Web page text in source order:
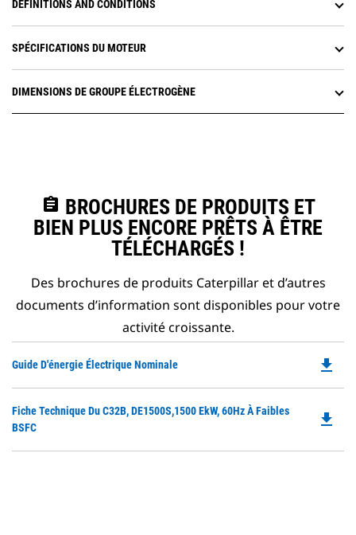
DÉFINITIONS AND CONDITIONS
SPÉCIFICATIONS DU MOTEUR
DIMENSIONS DE GROUPE ÉLECTROGÈNE
assignment BROCHURES DE PRODUITS ET
BIEN PLUS ENCORE PRÊTS À ÊTRE
TÉLÉCHARGÉS !
Des brochures de produits Caterpillar et d’autres
documents d’information sont disponibles pour votre
activité croissante.
Guide D'énergie Électrique Nominale file_download
Fiche Technique Du C32B, DE1500S,1500 EkW, 60Hz À Faibles
BSFC
file_download